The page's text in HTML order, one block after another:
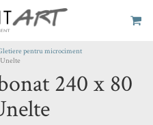
pentru microciment
240 x 80